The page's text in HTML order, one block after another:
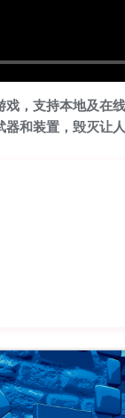
，支持本地及在
和装置，毁灭让